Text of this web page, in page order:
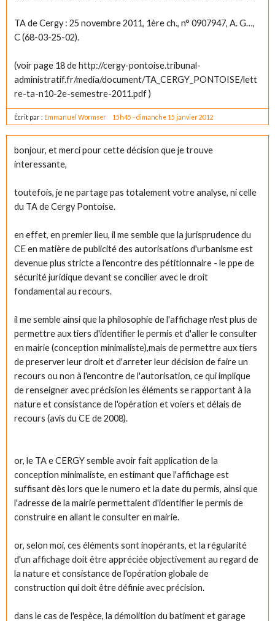
TA de Cergy : 25 novembre 2011, 1ère ch., n° 0907947, A. G…,
C (68-03-25-02).
(voir page 18 de http://cergy-pontoise.tribunal-
administratif.fr/media/document/TA_CERGY_PONTOISE/lett
re-ta-n10-2e-semestre-2011.pdf )
Écrit par : Emmanuel Wormser 15h45 -dimanche 15 janvier 2012
bonjour, et merci pour cette décision que je trouve
interessante,
toutefois, je ne partage pas totalement votre analyse, ni celle
du TA de Cergy Pontoise.
en effet, en premier lieu, il me semble que la jurisprudence du
CE en matière de publicité des autorisations d'urbanisme est
devenue plus stricte a l'encontre des pétitionnaire - le ppe de
sécurité juridique devant se concilier avec le droit
fondamental au recours.
il me semble ainsi que la philosophie de l'affichage n'est plus de
permettre aux tiers d'identifier le permis et d'aller le consulter
en mairie (conception minimaliste),mais de permettre aux tiers
de preserver leur droit et d'arreter leur décision de faire un
recours ou non à l'encontre de l'autorisation, ce qui implique
de renseigner avec précision les éléments se rapportant à la
nature et consistance de l'opération et voiers et délais de
recours (avis du CE de 2008).
or, le TA e CERGY semble avoir fait application de la
conception minimaliste, en estimant que l'affichage est
suffisant dès lors que le numero et la date du permis, ainsi que
l'adresse de la mairie permettaient d'identifier le permis de
construire en allant le consulter en mairie.
or, selon moi, ces éléments sont inopérants, et la régularité
d'un affichage doit être appréciée objectivement au regard de
la nature et consistance de l'opération globale de
construction qui doit être définie avec précision.
dans le cas de l'espèce, la démolition du batiment et garage